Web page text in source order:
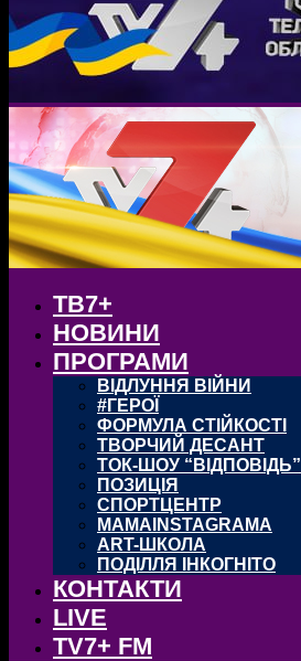
ТВ7+
НОВИНИ
ПРОГРАМИ
ВІДЛУННЯ ВІЙНИ
#ГЕРОЇ
ФОРМУЛА СТІЙКОСТІ
ТВОРЧИЙ ДЕСАНТ
ТОК-ШОУ “ВІДПОВІДЬ”
ПОЗИЦІЯ
СПОРТЦЕНТР
MAMAINSTAGRAMA
ART-ШКОЛА
ПОДІЛЛЯ ІНКОГНІТО
КОНТАКТИ
LIVE
TV7+ FM